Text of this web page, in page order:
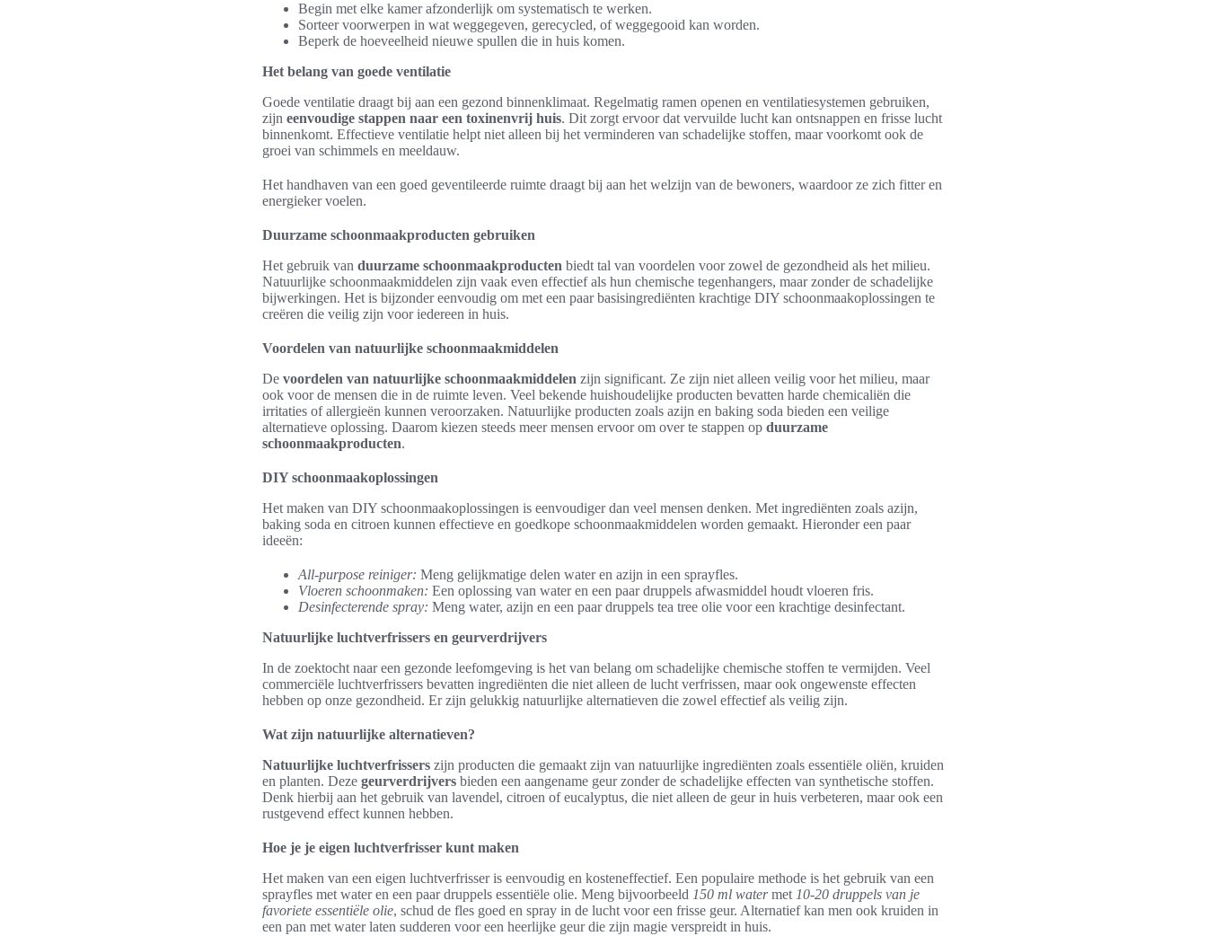
Begin met elke kamer afzonderlijk om systematisch te werken.
Sorteer voorwerpen in wat weggegeven, gerecycled, of weggegooid kan worden.
Beperk de hoeveelheid nieuwe spullen die in huis komen.
Het belang van goede ventilatie
Goede ventilatie draagt bij aan een gezond binnenklimaat. Regelmatig ramen openen en ventilatiesystemen gebruiken,
zijn eenvoudige stappen naar een toxinenvrij huis. Dit zorgt ervoor dat vervuilde lucht kan ontsnappen en frisse lucht
binnenkomt. Effectieve ventilatie helpt niet alleen bij het verminderen van schadelijke stoffen, maar voorkomt ook de
groei van schimmels en meeldauw.
Het handhaven van een goed geventileerde ruimte draagt bij aan het welzijn van de bewoners, waardoor ze zich fitter en
energieker voelen.
Duurzame schoonmaakproducten gebruiken
Het gebruik van duurzame schoonmaakproducten biedt tal van voordelen voor zowel de gezondheid als het milieu.
Natuurlijke schoonmaakmiddelen zijn vaak even effectief als hun chemische tegenhangers, maar zonder de schadelijke
bijwerkingen. Het is bijzonder eenvoudig om met een paar basisingrediënten krachtige DIY schoonmaakoplossingen te
creëren die veilig zijn voor iedereen in huis.
Voordelen van natuurlijke schoonmaakmiddelen
De voordelen van natuurlijke schoonmaakmiddelen zijn significant. Ze zijn niet alleen veilig voor het milieu, maar
ook voor de mensen die in de ruimte leven. Veel bekende huishoudelijke producten bevatten harde chemicaliën die
irritaties of allergieën kunnen veroorzaken. Natuurlijke producten zoals azijn en baking soda bieden een veilige
alternatieve oplossing. Daarom kiezen steeds meer mensen ervoor om over te stappen op duurzame
schoonmaakproducten.
DIY schoonmaakoplossingen
Het maken van DIY schoonmaakoplossingen is eenvoudiger dan veel mensen denken. Met ingrediënten zoals azijn,
baking soda en citroen kunnen effectieve en goedkope schoonmaakmiddelen worden gemaakt. Hieronder een paar
ideeën:
All-purpose reiniger: Meng gelijkmatige delen water en azijn in een sprayfles.
Vloeren schoonmaken: Een oplossing van water en een paar druppels afwasmiddel houdt vloeren fris.
Desinfecterende spray: Meng water, azijn en een paar druppels tea tree olie voor een krachtige desinfectant.
Natuurlijke luchtverfrissers en geurverdrijvers
In de zoektocht naar een gezonde leefomgeving is het van belang om schadelijke chemische stoffen te vermijden. Veel
commerciële luchtverfrissers bevatten ingrediënten die niet alleen de lucht verfrissen, maar ook ongewenste effecten
hebben op onze gezondheid. Er zijn gelukkig natuurlijke alternatieven die zowel effectief als veilig zijn.
Wat zijn natuurlijke alternatieven?
Natuurlijke luchtverfrissers zijn producten die gemaakt zijn van natuurlijke ingrediënten zoals essentiële oliën, kruiden
en planten. Deze geurverdrijvers bieden een aangename geur zonder de schadelijke effecten van synthetische stoffen.
Denk hierbij aan het gebruik van lavendel, citroen of eucalyptus, die niet alleen de geur in huis verbeteren, maar ook een
rustgevend effect kunnen hebben.
Hoe je je eigen luchtverfrisser kunt maken
Het maken van een eigen luchtverfrisser is eenvoudig en kosteneffectief. Een populaire methode is het gebruik van een
sprayfles met water en een paar druppels essentiële olie. Meng bijvoorbeeld 150 ml watermet10-20 druppels van je
favoriete essentiële olie, schud de fles goed en spray in de lucht voor een frisse geur. Alternatief kan men ook kruiden in
een pan met water laten sudderen voor een heerlijke geur die zijn magie verspreidt in huis.